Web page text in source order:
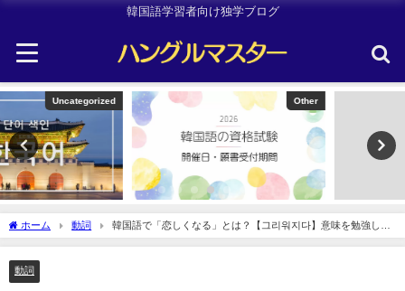
韓国語学習者向け独学ブログ
Other
ホーム 動詞
韓国語で「恋しくなる」とは？【그리워지다】意味を勉強しよ
う！
動詞